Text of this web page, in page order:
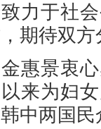
力于社
期待双
金惠景衷
来为妇
中两国